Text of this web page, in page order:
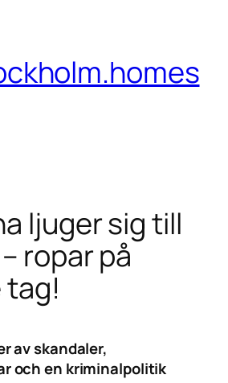
ljuger sig till
ropar på
tag!
av skandaler,
och en kriminalpolitik